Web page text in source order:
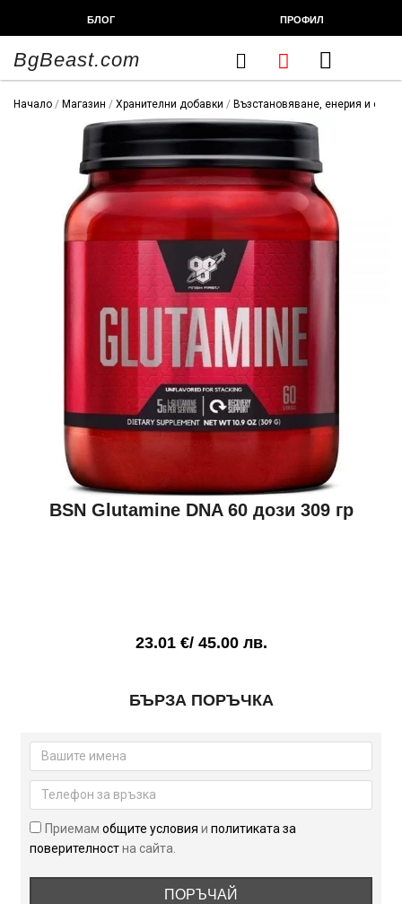
БЛОГ ПРОФИЛ
BgBeast.com Cart
Начало / Магазин / Хранителни добавки / Възстановяване, енерия и сила
BSN Glutamine DNA 60 дози 309 гр
23.01 €/ 45.00 лв.
Glutamine
DNA
60
дози
309
гр
БЪРЗА ПОРЪЧКА
Приемамобщите условияиполитиката за
поверителностна сайта.
ПОРЪЧАЙ